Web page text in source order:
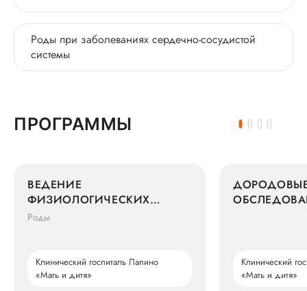
Роды при заболеваниях сердечно-сосудистой
системы
ПРОГРАММЫ
ВЕДЕНИЕ
ФИЗИОЛОГИЧЕСКИХ
ОДНОПЛОДНЫХ РОДОВ
Роды
Клинический госпиталь Лапино
«Мать и дитя»
Клинический
«Мать и дитя»